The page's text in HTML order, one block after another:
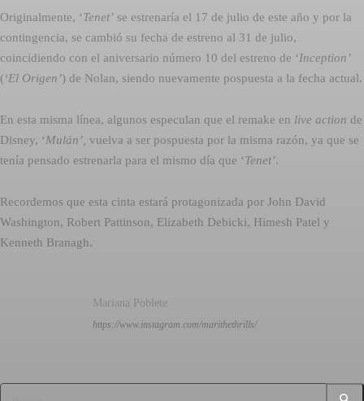
Originalmente, ‘Tenet’ se estrenaría el 17 de julio de este año y por la
contingencia, se cambió su fecha de estreno al 31 de julio,
coincidiendo con el aniversario número 10 del estreno de ‘Inception’
(‘El Origen’) de Nolan, siendo nuevamente pospuesta a la fecha actual.
En esta misma línea, algunos especulan que el remake en live action de
Disney, ‘Mulán’, vuelva a ser pospuesta por la misma razón, ya que se
tenía pensado estrenarla para el mismo día que ‘Tenet’.
Recordemos que esta cinta estará protagonizada por John David
Washington, Robert Pattinson, Elizabeth Debicki, Himesh Patel y
Kenneth Branagh.
Mariana Poblete
https://www.instagram.com/marithethrills/